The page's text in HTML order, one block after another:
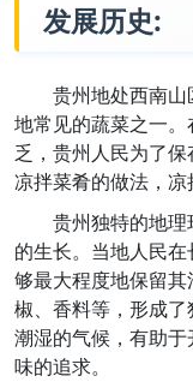
发展历史:
贵州地处西南
地常见的蔬菜之一
乏，贵州人民为了
凉拌菜肴的做法，凉
贵州独特的地
的生长。当地人民
够最大程度地保留
椒、香料等，形成
潮湿的气候，有助
味的追求。